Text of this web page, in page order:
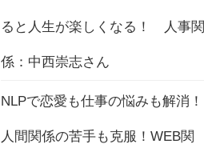
ると人生が楽しくなる！ 人事関
係：中西崇志さん
NLPで恋愛も仕事の悩みも解消！
人間関係の苦手も克服！WEB関